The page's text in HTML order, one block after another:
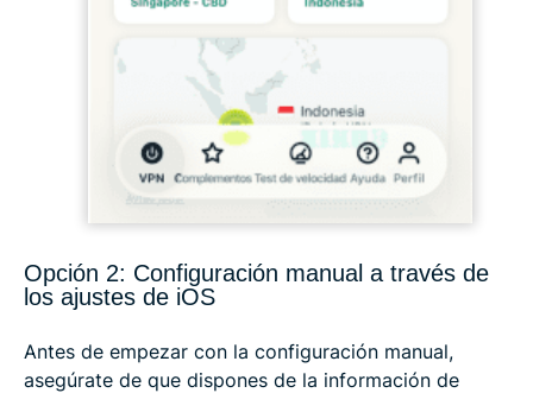
Opción 2: Configuración manual a través de
los ajustes de iOS
Antes de empezar con la configuración manual,
asegúrate de que dispones de la información de